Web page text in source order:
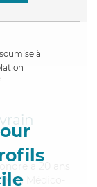
à
a 20 ans
Médico-